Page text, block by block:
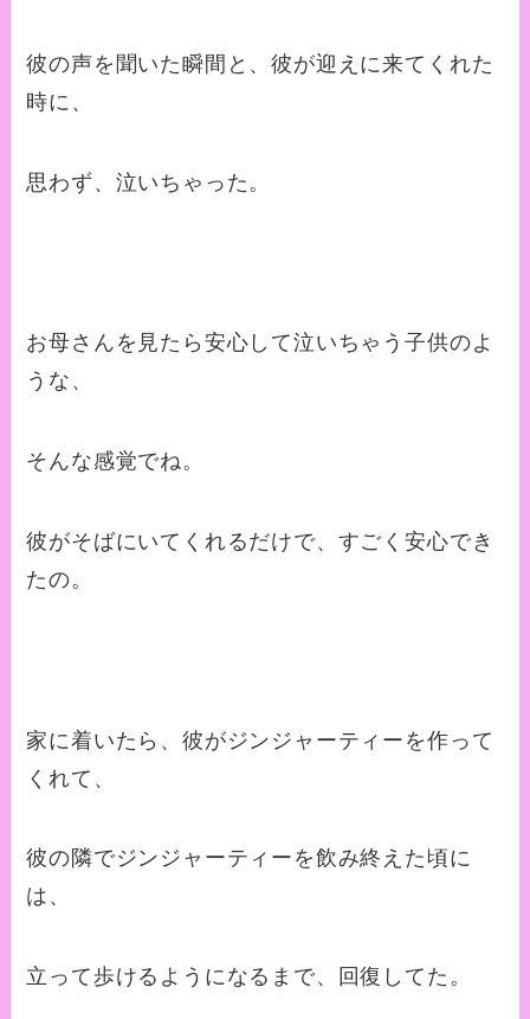
彼の声を聞いた瞬間と、彼が迎えに来てくれた
時に、
思わず、泣いちゃった。
お母さんを見たら安心して泣いちゃう子供のよ
うな、
そんな感覚でね。
彼がそばにいてくれるだけで、すごく安心でき
たの。
家に着いたら、彼がジンジャーティーを作って
くれて、
彼の隣でジンジャーティーを飲み終えた頃に
は、
立って歩けるようになるまで、回復してた。